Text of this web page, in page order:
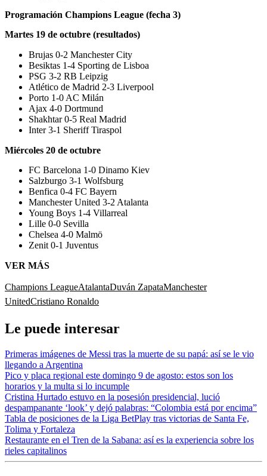
Programación Champions League (fecha 3)
Martes 19 de octubre (resultados)
Brujas 0-2 Manchester City
Besiktas 1-4 Sporting de Lisboa
PSG 3-2 RB Leipzig
Atlético de Madrid 2-3 Liverpool
Porto 1-0 AC Milán
Ajax 4-0 Dortmund
Shakhtar 0-5 Real Madrid
Inter 3-1 Sheriff Tiraspol
Miércoles 20 de octubre
FC Barcelona 1-0 Dinamo Kiev
Salzburgo 3-1 Wolfsburg
Benfica 0-4 FC Bayern
Manchester United 3-2 Atalanta
Young Boys 1-4 Villarreal
Lille 0-0 Sevilla
Chelsea 4-0 Malmö
Zenit 0-1 Juventus
VER MÁS
Champions LeagueAtalantaDuván ZapataManchester
UnitedCristiano Ronaldo
Le puede interesar
Primeras imágenes de Messi tras la muerte de su papá: así se le vio
llegando a Argentina
Pico y placa regional este domingo 9 de agosto: estos son los
horarios y la multa si lo incumple
Cristina Hurtado estuvo en la posesión presidencial, lució
despampanante ‘look’ y dejó palabras: “Colombia está por encima”
Tabla de posiciones de la Liga BetPlay tras victorias de Santa Fe,
Tolima y Fortaleza
Restaurante en el Tren de la Sabana: así es la experiencia sobre los
rieles capitalinos